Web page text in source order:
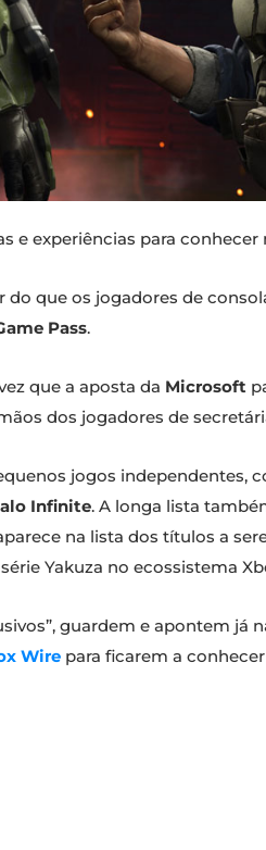
e experiências para conhecer
que os jogadores de
Pass.
que a aposta da Microsoft
dos jogadores de
jogos independentes,
Infinite. A longa lista
na lista dos títulos a
Yakuza no ecossistema
guardem e apontem já
Wire para ficarem a